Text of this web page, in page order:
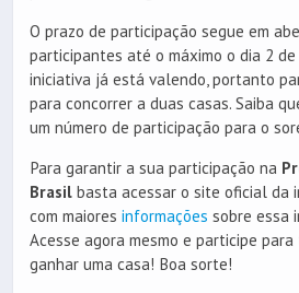
O prazo de participação segue em
participantes até o máximo o dia 2
iniciativa já está valendo, portanto
para concorrer a duas casas. Saiba
um número de participação para o
Para garantir a sua participação na
Brasil basta acessar o site oficial da
com maiores informações sobre essa
Acesse agora mesmo e participe
ganhar uma casa! Boa sorte!